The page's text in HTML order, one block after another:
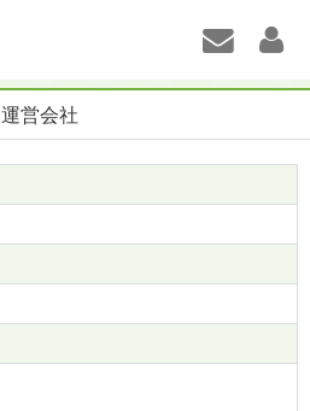
運営会社